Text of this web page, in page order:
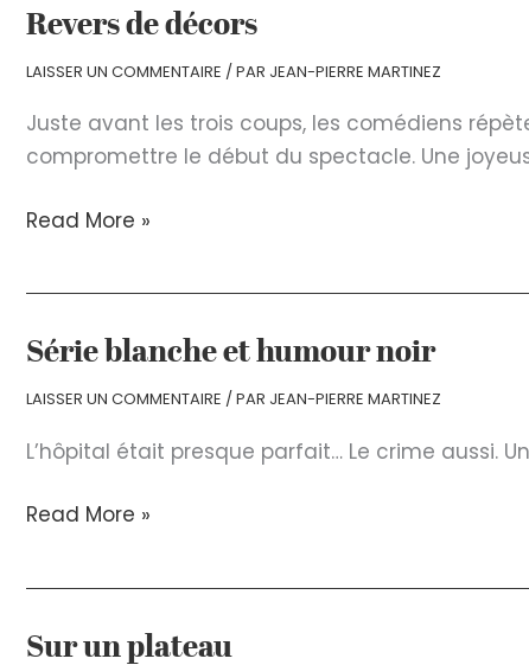
Revers de décors
LAISSER UN COMMENTAIRE / PAR JEAN-PIERRE MARTINEZ
Juste avant les trois coups, les comédiens
compromettre le début du spectacle. Une
Revers
décors
Read More »
Série blanche et humour noir
LAISSER UN COMMENTAIRE / PAR JEAN-PIERRE MARTINEZ
L’hôpital était presque parfait… Le crime aussi.
Série
noir
Read More »
Sur un plateau